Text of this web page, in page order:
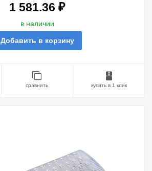
1 581.36 ₽
в наличии
Добавить в корзину
сравнить купить в 1 клик